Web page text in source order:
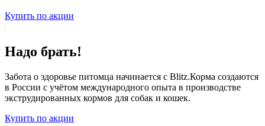
Купить по акции
Надо брать!
Забота о здоровье питомца начинается с Blitz.Корма создаются
в России с учётом международного опыта в производстве
экструдированных кормов для собак и кошек.
Купить по акции